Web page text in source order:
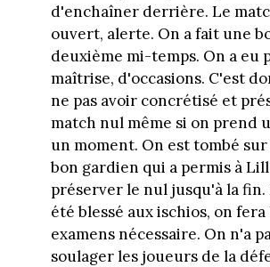
d'enchaîner derrière. Le
ouvert, alerte. On a fait une
deuxième mi-temps. On a eu
maîtrise, d'occasions. C'est
ne pas avoir concrétisé et
match nul même si on prend
un moment. On est tombé
bon gardien qui a permis à
préserver le nul jusqu'à la fin.
été blessé aux ischios, on fera
examens nécessaire. On n'a
soulager les joueurs de la